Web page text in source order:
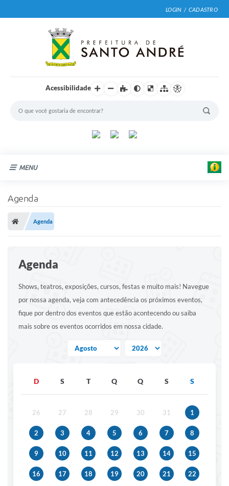
LOGIN / CADASTRO
Acessibilidade
MENU
Portal de Serviços
Ônibus
Consultar Processos
Contas Públicas
Contratos
Declaração de Rendimentos
Fale Conosco
FAQ - Perguntas Frequentes
Iluminação Pública
IPTU 2025
Agenda
Agenda
Agenda
Shows, teatros, exposições, cursos, festas e muito mais! Navegue
por nossa agenda, veja com antecedência os próximos eventos,
fique por dentro dos eventos que estão acontecendo ou saiba
mais sobre os eventos ocorridos em nossa cidade.
D S T Q Q S S
26 27 28 29 30 31 1
2 3 4 5 6 7 8
9 10 11 12 13 14 15
16 17 18 19 20 21 22